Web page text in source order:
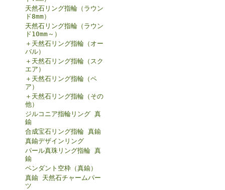
天然石リング指輪（ラウン
ド8mm）
天然石リング指輪（ラウン
ド10mm～）
＋天然石リング指輪（オー
バル）
＋天然石リング指輪（スク
エア）
＋天然石リング指輪（ペ
ア）
＋天然石リング指輪（その
他）
ジルコニア指輪リング 真
鍮
合成宝石リング指輪 真鍮
真鍮デザインリング
パール真珠リング指輪 真
鍮
ペンダント空枠（真鍮）
真鍮 天然石チャームパー
ツ